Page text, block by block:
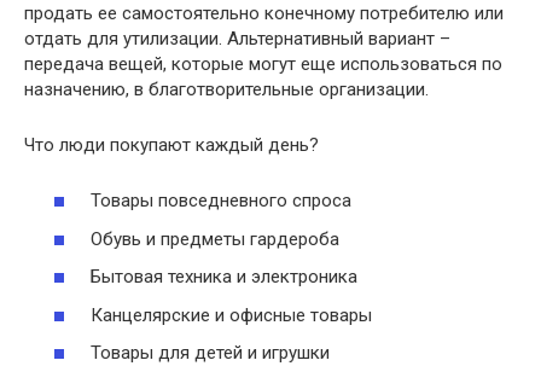
продать ее самостоятельно конечному потребителю или
отдать для утилизации. Альтернативный вариант –
передача вещей, которые могут еще использоваться по
назначению, в благотворительные организации.
Что люди покупают каждый день?
Товары повседневного спроса
Обувь и предметы гардероба
Бытовая техника и электроника
Канцелярские и офисные товары
Товары для детей и игрушки